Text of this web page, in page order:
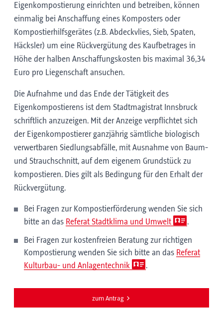
Eigenkompostierung einrichten und betreiben, können
einmalig bei Anschaffung eines Komposters oder
Kompostierhilfsgerätes (z.B. Abdeckvlies, Sieb, Spaten,
Häcksler) um eine Rückvergütung des Kaufbetrages in
Höhe der halben Anschaffungskosten bis maximal 36,34
Euro pro Liegenschaft ansuchen.
Die Aufnahme und das Ende der Tätigkeit des
Eigenkompostierens ist dem Stadtmagistrat Innsbruck
schriftlich anzuzeigen. Mit der Anzeige verpflichtet sich
der Eigenkompostierer ganzjährig sämtliche biologisch
verwertbaren Siedlungsabfälle, mit Ausnahme von Baum-
und Strauchschnitt, auf dem eigenem Grundstück zu
kompostieren. Dies gilt als Bedingung für den Erhalt der
Rückvergütung.
Bei Fragen zur Kompostierförderung wenden Sie sich
bitte an das Referat Stadtklima und Umwelt .
Bei Fragen zur kostenfreien Beratung zur richtigen
Kompostierung wenden Sie sich bitte an das Referat
Kulturbau- und Anlagentechnik
.
zum Antrag